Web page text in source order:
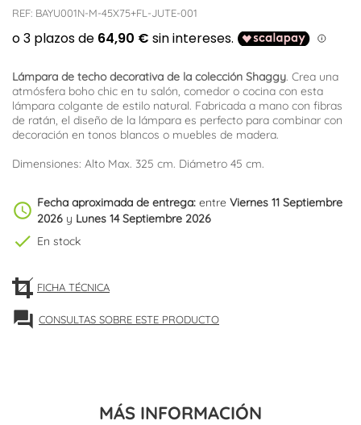
REF: BAYU001N-M-45X75+FL-JUTE-001
Lámpara de techo decorativa de la colección Shaggy. Crea una
atmósfera boho chic en tu salón, comedor o cocina con esta
lámpara colgante de estilo natural. Fabricada a mano con fibras
de ratán, el diseño de la lámpara es perfecto para combinar con
decoración en tonos blancos o muebles de madera.
Dimensiones: Alto Max. 325 cm. Diámetro 45 cm.
schedule Fecha aproximada de entrega: entre Viernes 11 Septiembre
2026 y Lunes 14 Septiembre 2026
check En stock
FICHA TÉCNICA
forum CONSULTAS SOBRE ESTE PRODUCTO
MÁS INFORMACIÓN